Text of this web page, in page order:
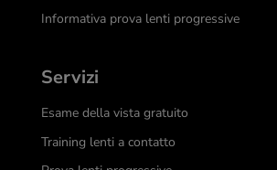
Informativa prova lenti progressive
Servizi
Esame della vista gratuito
Training lenti a contatto